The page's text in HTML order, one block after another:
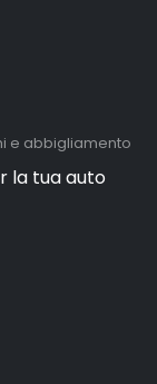
e abbigliamento
la tua auto